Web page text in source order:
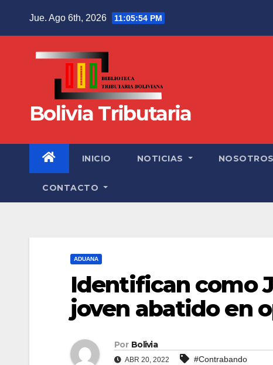
Jue. Ago 6th, 2026 11:05:55 PM
Bolivia Tributaria
INICIO NOTICIAS NOSOTROS
CONTACTO
ADUANA
Identifican como
joven abatido en
Por Bolivia
ABR 20, 2022 #Contrabando